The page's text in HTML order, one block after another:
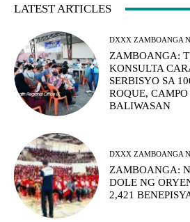
LATEST ARTICLES
DXXX ZAMBOANGA
ZAMBOANGA:
KONSULTA
SERBISYO SA
ROQUE,
BALIWASAN
DXXX ZAMBOANGA
ZAMBOANGA:
DOLE NG
2,421